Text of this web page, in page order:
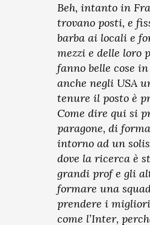
Beh, intanto in
trovano posti, e
barba ai locali e
mezzi e delle loro
fanno belle cose
anche negli USA
tenure il posto è
Come dire qui si
paragone, di
intorno ad un
dove la ricerca è
grandi prof e gli
formare una
prendere i
come l’Inter,